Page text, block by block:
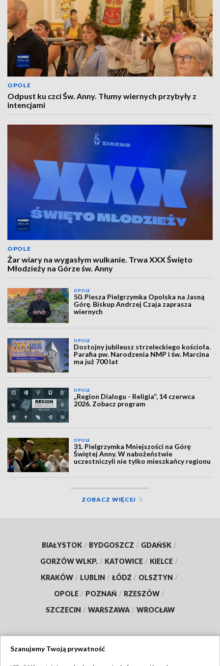
OPOLE
Odpust ku czci Św. Anny. Tłumy wiernych przybyły z
intencjami
OPOLE
Żar wiary na wygasłym wulkanie. Trwa XXX Święto
Młodzieży na Górze św. Anny
OPOLE
50. Piesza Pielgrzymka Opolska na Jasną
Górę. Biskup Andrzej Czaja zaprasza
wiernych
OPOLE
Dostojny jubileusz strzeleckiego kościoła.
Parafia pw. Narodzenia NMP i św. Marcina
ma już 700 lat
OPOLE
„Region Dialogu - Religia”, 14 czerwca
2026. Zobacz program
OPOLE
31. Pielgrzymka Mniejszości na Górę
Świętej Anny. W nabożeństwie
uczestniczyli nie tylko mieszkańcy regionu
ZOBACZ WIĘCEJ
BIAŁYSTOK / BYDGOSZCZ / GDAŃSK /
GORZÓW WLKP. / KATOWICE / KIELCE /
KRAKÓW / LUBLIN / ŁÓDŹ / OLSZTYN /
OPOLE / POZNAŃ / RZESZÓW /
SZCZECIN / WARSZAWA / WROCŁAW
Szanujemy Twoją prywatność